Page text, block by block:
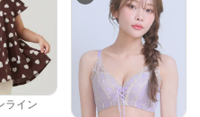
ライン